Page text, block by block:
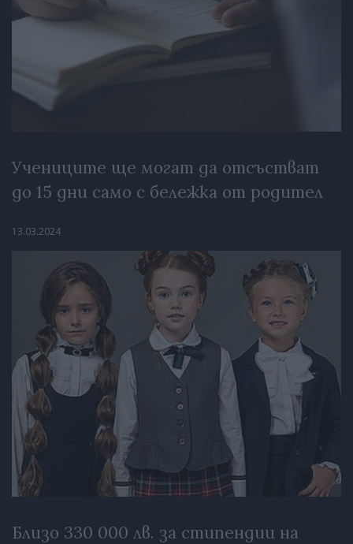
Учениците ще могат да отсъстват
до 15 дни само с бележка от родител
13.03.2024
Близо 330 000 лв. за стипендии на